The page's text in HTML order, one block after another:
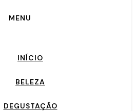
MENU
INÍCIO
BELEZA
DEGUSTAÇÃO